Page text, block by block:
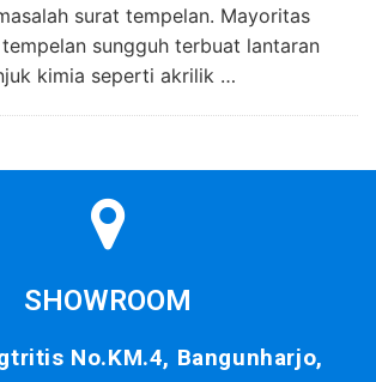
surat tempelan. Mayoritas
sungguh terbuat lantaran
kimia seperti akrilik …
SHOWROOM
No.KM.4, Bangunharjo,